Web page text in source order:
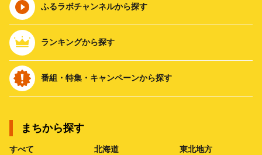
ふるラボチャンネルから探す
ランキングから探す
番組・特集・キャンペーンから探す
まちから探す
すべて 北海道 東北地方